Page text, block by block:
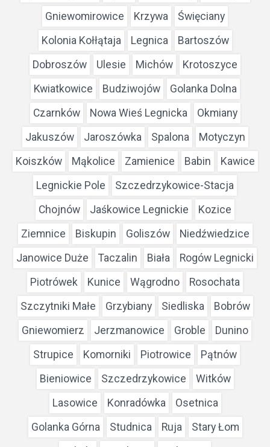
Gniewomirowice
Krzywa
Święciany
Kolonia Kołłątaja
Legnica
Bartoszów
Dobroszów
Ulesie Michów
Krotoszyce
Kwiatkowice
Budziwojów
Golanka Dolna
Czarnków
Nowa Wieś Legnicka
Okmiany
Jakuszów
Jaroszówka Spalona
Motyczyn
Koiszków
Mąkolice Zamienice Babin
Kawice
Legnickie Pole
Szczedrzykowice-Stacja
Chojnów
Jaśkowice Legnickie
Kozice
Ziemnice
Biskupin Goliszów
Niedźwiedzice
Janowice Duże
Taczalin Biała
Rogów Legnicki
Piotrówek
Kunice Wągrodno
Rosochata
Szczytniki Małe
Grzybiany Siedliska
Bobrów
Gniewomierz
Jerzmanowice Groble
Dunino
Strupice
Komorniki Piotrowice
Pątnów
Bieniowice
Szczedrzykowice
Witków
Lasowice
Konradówka
Osetnica
Golanka Górna
Studnica Ruja
Stary Łom